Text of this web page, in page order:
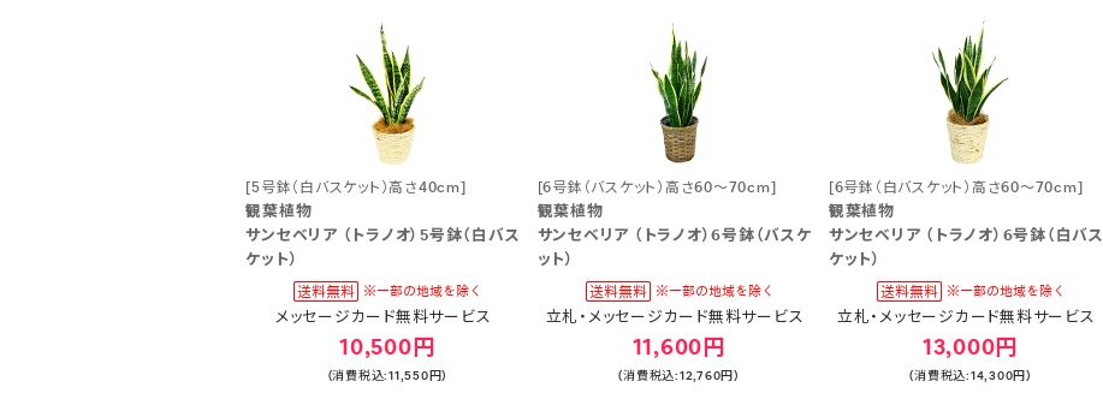
[5号鉢（白バスケット）高さ40cm]
観葉植物
サンセベリア （トラノオ）5号鉢（白バス
ケット）
メッセージカード無料サービス
10,500円
(消費税込:11,550円)
[6号鉢（バスケット）高さ60～70cm]
観葉植物
サンセベリア （トラノオ）6号鉢（バスケ
ット）
立札・メッセージカード無料サービス
11,600円
(消費税込:12,760円)
[6号鉢（白バスケット）高さ60～70cm]
観葉植物
サンセベリア （トラノオ）6号鉢（白バス
ケット）
立札・メッセージカード無料サービス
13,000円
(消費税込:14,300円)